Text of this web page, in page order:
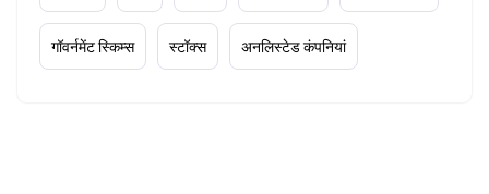
गॉवर्नमेंट स्किम्स स्टॉक्स अनलिस्टेड कंपनियां